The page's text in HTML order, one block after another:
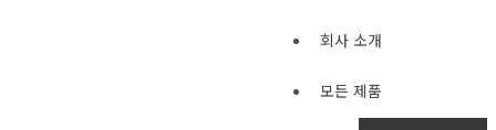
회사 소개
모든 제품